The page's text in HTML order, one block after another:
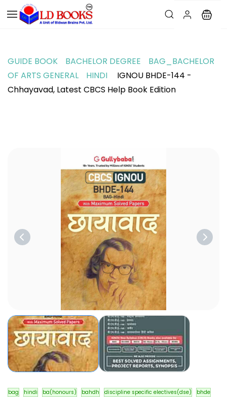
GUIDE BOOK BACHELOR DEGREE
BAG_BACHELOR
OF ARTS GENERAL
HINDI
IGNOU BHDE-144 -
Chhayavad, Latest CBCS Help Book Edition
bag hindi ba(honours) bahdh discipline specific electives(dse) bhde